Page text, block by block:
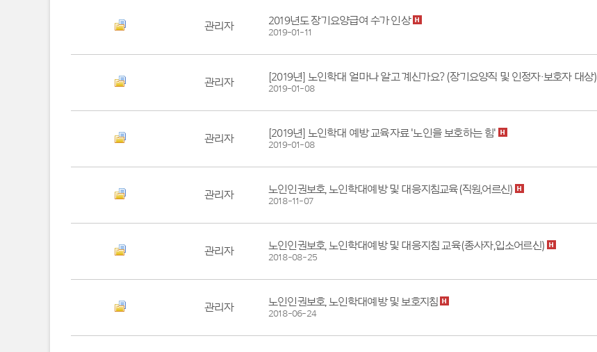
관리자 2019년도 장기요양급여 수가 인상
2019-01-11
관리자 [2019년] 노인학대 얼마나 알고 계신가요? (장기요양직 및 인정자·보호자 대상)
2019-01-08
관리자 [2019년] 노인학대 예방 교육자료 '노인을 보호하는 힘'
2019-01-08
관리자 노인인권보호, 노인학대예방 및 대응지침교육(직원,어르신)
2018-11-07
관리자 노인인권보호, 노인학대예방 및 대응지침 교육(종사자,입소어르신)
2018-08-25
관리자 노인인권보호, 노인학대예방 및 보호지침
2018-06-24